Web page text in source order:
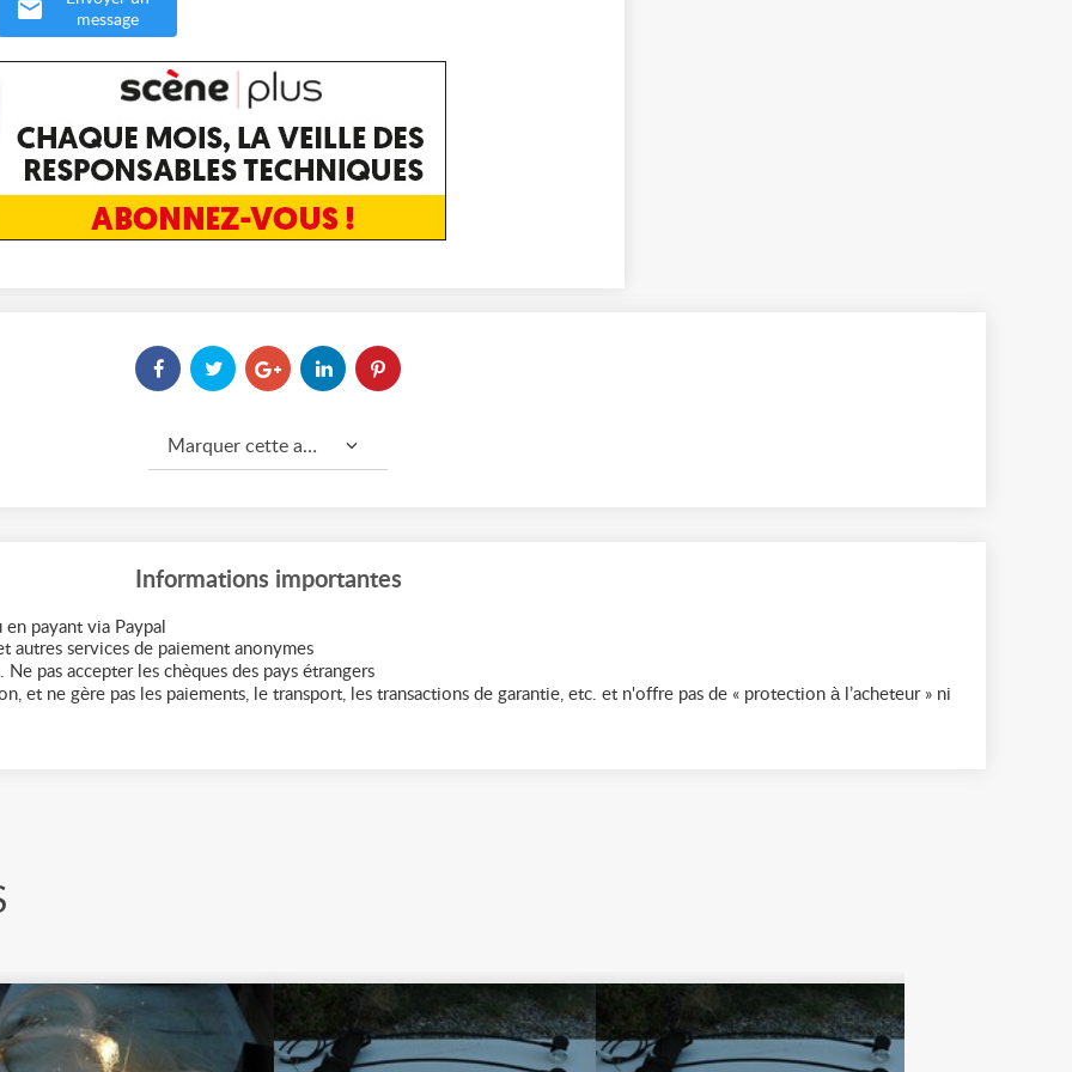
message
Marquer cette annonce comme...
Informations importantes
payant via Paypal
autres services de paiement anonymes
pas accepter les chèques des pays étrangers
et ne gère pas les paiements, le transport, les transactions de garantie, etc. et n'offre pas de « protection à l’acheteur » ni